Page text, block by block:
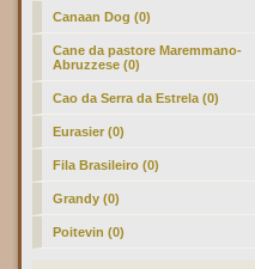
Canaan Dog (0)
Cane da pastore Maremmano-
Abruzzese (0)
Cao da Serra da Estrela (0)
Eurasier (0)
Fila Brasileiro (0)
Grandy (0)
Poitevin (0)